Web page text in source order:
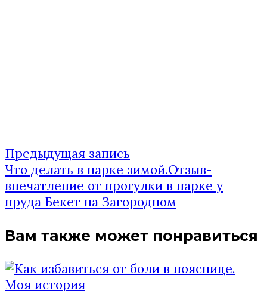
Навигация
по
записям
Предыдущая запись
запись:
Что делать в парке зимой.Отзыв-
впечатление от прогулки в парке у
пруда Бекет на Загородном
Вам также может понравиться